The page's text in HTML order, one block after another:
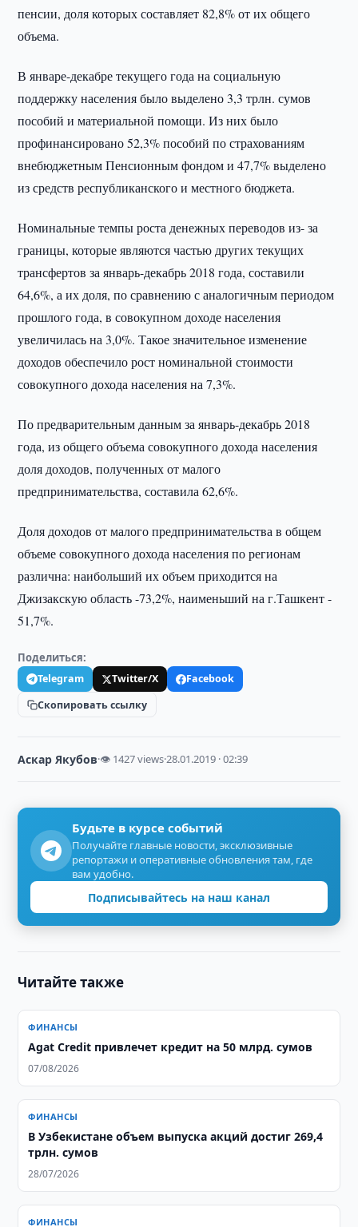
пенсии, доля которых составляет 82,8% от их общего
объема.
В январе-декабре текущего года на социальную
поддержку населения было выделено 3,3 трлн. сумов
пособий и материальной помощи. Из них было
профинансировано 52,3% пособий по страхованиям
внебюджетным Пенсионным фондом и 47,7% выделено
из средств республиканского и местного бюджета.
Номинальные темпы роста денежных переводов из- за
границы, которые являются частью других текущих
трансфертов за январь-декабрь 2018 года, составили
64,6%, а их доля, по сравнению с аналогичным периодом
прошлого года, в совокупном доходе населения
увеличилась на 3,0%. Такое значительное изменение
доходов обеспечило рост номинальной стоимости
совокупного дохода населения на 7,3%.
По предварительным данным за январь-декабрь 2018
года, из общего объема совокупного дохода населения
доля доходов, полученных от малого
предпринимательства, составила 62,6%.
Доля доходов от малого предпринимательства в общем
объеме совокупного дохода населения по регионам
различна: наибольший их объем приходится на
Джизакскую область -73,2%, наименьший на г.Ташкент -
51,7%.
Поделиться:
Telegram Twitter/X
Facebook
Скопировать ссылку
Аскар Якубов·👁 1427 views·28.01.2019 · 02:39
Будьте в курсе событий
Получайте главные новости, эксклюзивные
репортажи и оперативные обновления там, где
вам удобно.
Подписывайтесь на наш канал
Читайте также
ФИНАНСЫ
Agat Credit привлечет кредит на 50 млрд. сумов
07/08/2026
ФИНАНСЫ
​​​​​​​В Узбекистане объем выпуска акций достиг 269,4
трлн. сумов
28/07/2026
ФИНАНСЫ